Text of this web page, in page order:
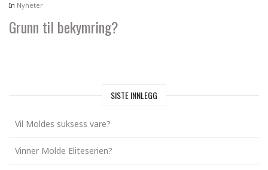
In Nyheter
Grunn til bekymring?
SISTE INNLEGG
Vil Moldes suksess vare?
Vinner Molde Eliteserien?